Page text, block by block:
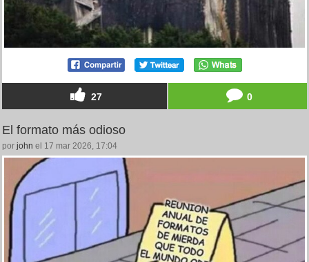
27 0
El formato más odioso
por john el 17 mar 2026, 17:04